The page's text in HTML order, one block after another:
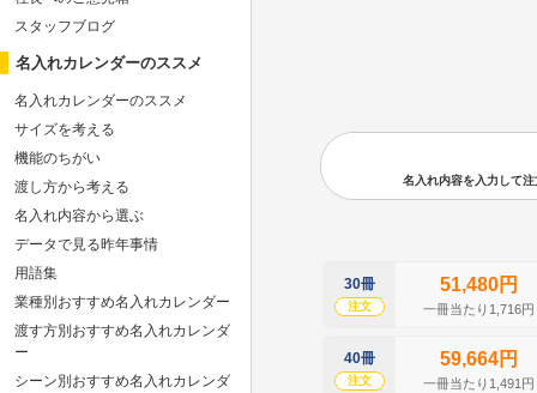
名入れ内容を入力して
30冊
注文
51,480円
一冊当たり1,716円
40冊
注文
59,664円
一冊当たり1,491円
スタッフブログ
名入れカレンダーのススメ
名入れカレンダーのススメ
サイズを考える
機能のちがい
渡し方から考える
名入れ内容から選ぶ
データで見る昨年事情
用語集
業種別おすすめ名入れカレンダー
渡す方別おすすめ名入れカレンダ
ー
シーン別おすすめ名入れカレンダ